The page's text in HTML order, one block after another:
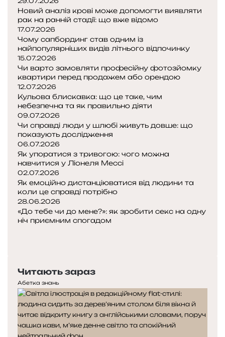
:
п
р
о
с
т
і
р
а
д
и
,
щ
о
б
у
м
а
и
л
а
д
о
в
Новий аналіз крові може допомогти виявляти
рак на ранній стадії: що вже відомо
17.07.2026
Чому сапбординг став одним із
найпопулярніших видів літнього відпочинку
15.07.2026
Чи варто замовляти професійну фотозйомку
квартири перед продажем або орендою
12.07.2026
Кульова блискавка: що це таке, чим
небезпечна та як правильно діяти
09.07.2026
Чи справді люди у шлюбі живуть довше: що
показують дослідження
06.07.2026
Як упоратися з тривогою: чого можна
навчитися у Ліонеля Мессі
02.07.2026
Як емоційно дистанціюватися від людини та
коли це справді потрібно
28.06.2026
«До тебе чи до мене?»: як зробити секс на одну
ніч приємним спогадом
р
е
д
н
я
с
т
у
п
н
а
с
Читають зараз
Абетка знань